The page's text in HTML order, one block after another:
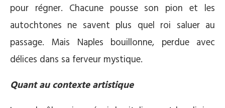
pour régner. Chacune pousse son pion et les
autochtones ne savent plus quel roi saluer au
passage. Mais Naples bouillonne, perdue avec
délices dans sa ferveur mystique.
Quant au contexte artistique